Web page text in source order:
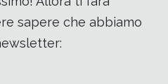
sapere che abbiamo